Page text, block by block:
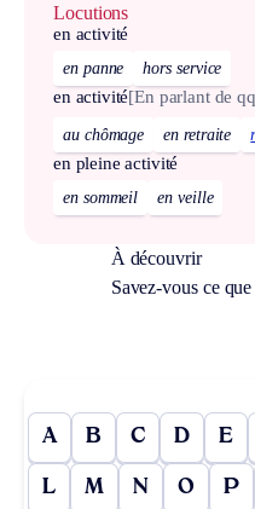
Locutions
en activité
en panne hors service
en activité[En parlant de
au chômage en retraite
en pleine activité
en sommeil en veille
À découvrir
Savez-vous ce
A B C D E
L M N O P